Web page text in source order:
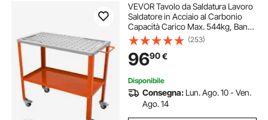
VEVOR Tavolo da Saldatura Lavoro
Saldatore in Acciaio al Carbonio
Capacità Carico Max. 544kg, Banco
di Lavoro per Saldatura 91,4 x 45,7
cm da Officina Garage, Tavolo da
Saldatura 94 Fori Portautensili
(253)
9690€
Disponibile
Consegna: Lun. Ago. 10 - Ven.
Ago. 14